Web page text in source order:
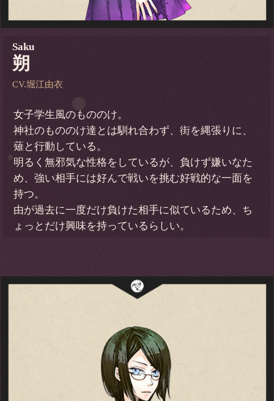
Saku
朔
CV.堀江由衣
女子学生風のもののけ。
神社のもののけ達とは馴れ合わず、街を縄張りに、
薙と行動している。
明るく無邪気な性格をしているが、負けず嫌いなた
め、強い相手には好んで戦いを挑む好戦的な一面を
持つ。
由が過去に一度だけ負けた相手に似ているため、ち
ょっとだけ興味を持っているらしい。